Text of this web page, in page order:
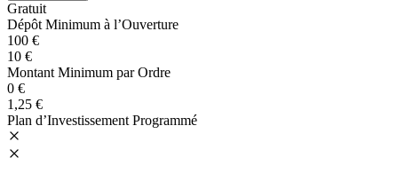
Gratuit
Dépôt Minimum à l’Ouverture
100 €
10 €
Montant Minimum par Ordre
0 €
1,25 €
Plan d’Investissement Programmé